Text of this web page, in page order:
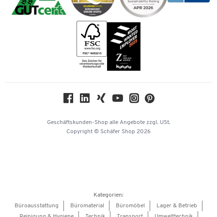
Rufnummernüberblick
Karriere
KinderHerz Zukunftsfonds
Barrierefreiheitserklärung
Bankeinzug
Geschäftskunden-Shop alle Angebote zzgl. USt.
Copyright © Schäfer Shop 2026
Kategorien:
Büroausstattung
Büromaterial Büromöbel
Lager & Betrieb